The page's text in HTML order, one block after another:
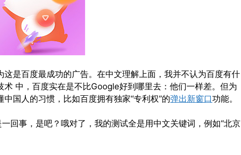
这是百度最成功的广告。在中文理解上面，我并不认为百度有什
中，百度实在是不比Google好到哪里去：他们一样差。但为
国人的习惯，比如百度拥有独家“专利权”的弹出新窗口功能。
回事，是吧？哦对了，我的测试全是用中文关键词，例如“北京